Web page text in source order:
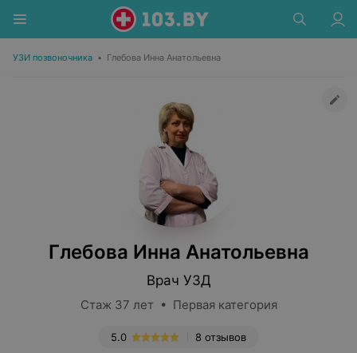
УЗИ позвоночника • Глебова Инна Анатольевна
Глебова Инна Анатольевна
Врач УЗД
Стаж 37 лет • Первая категория
8 отзывов
5.0